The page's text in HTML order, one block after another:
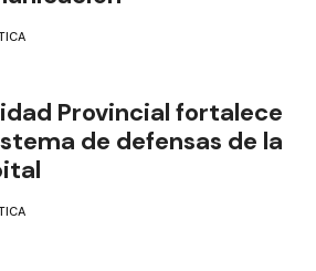
Provincial fortalece
de defensas de la